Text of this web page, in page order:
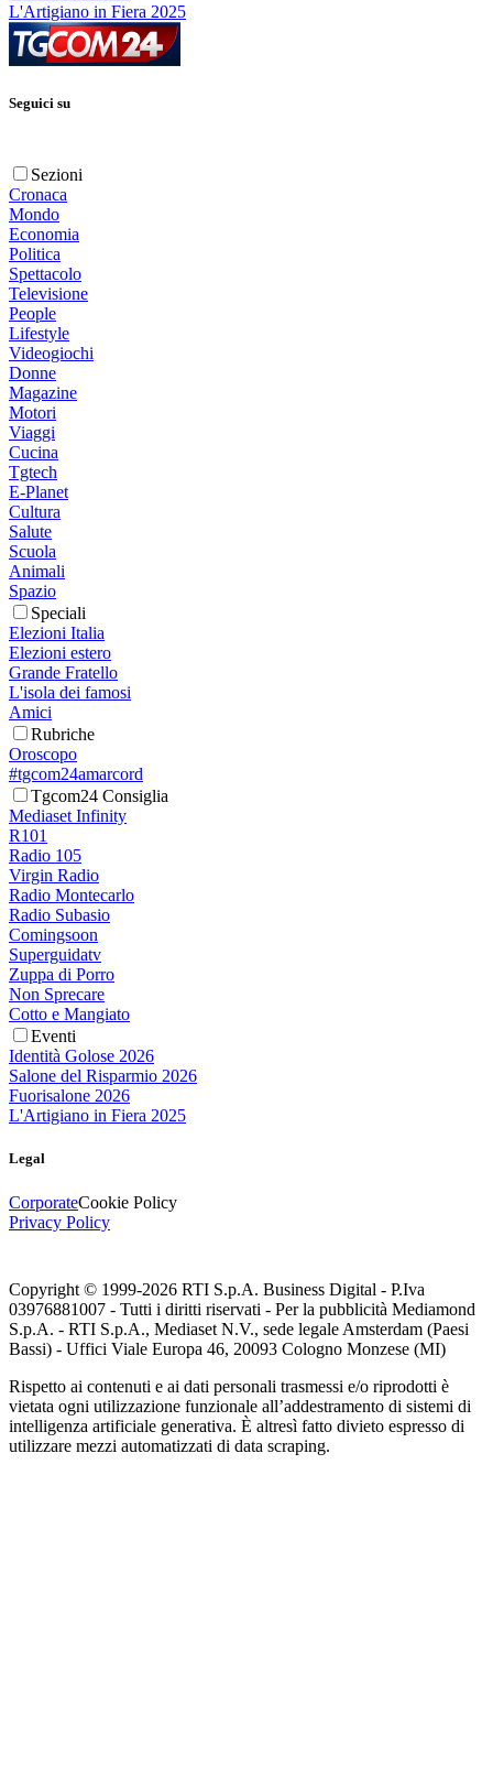
L'Artigiano in Fiera 2025
Seguici su
Sezioni
Cronaca
Mondo
Economia
Politica
Spettacolo
Televisione
People
Lifestyle
Videogiochi
Donne
Magazine
Motori
Viaggi
Cucina
Tgtech
E-Planet
Cultura
Salute
Scuola
Animali
Spazio
Speciali
Elezioni Italia
Elezioni estero
Grande Fratello
L'isola dei famosi
Amici
Rubriche
Oroscopo
#tgcom24amarcord
Tgcom24 Consiglia
Mediaset Infinity
R101
Radio 105
Virgin Radio
Radio Montecarlo
Radio Subasio
Comingsoon
Superguidatv
Zuppa di Porro
Non Sprecare
Cotto e Mangiato
Eventi
Identità Golose 2026
Salone del Risparmio 2026
Fuorisalone 2026
L'Artigiano in Fiera 2025
Legal
CorporateCookie Policy
Privacy Policy
Copyright © 1999-2026 RTI S.p.A. Business Digital - P.Iva
03976881007 - Tutti i diritti riservati - Per la pubblicità Mediamond
S.p.A. - RTI S.p.A., Mediaset N.V., sede legale Amsterdam (Paesi
Bassi) - Uffici Viale Europa 46, 20093 Cologno Monzese (MI)
Rispetto ai contenuti e ai dati personali trasmessi e/o riprodotti è
vietata ogni utilizzazione funzionale all’addestramento di sistemi di
intelligenza artificiale generativa. È altresì fatto divieto espresso di
utilizzare mezzi automatizzati di data scraping.